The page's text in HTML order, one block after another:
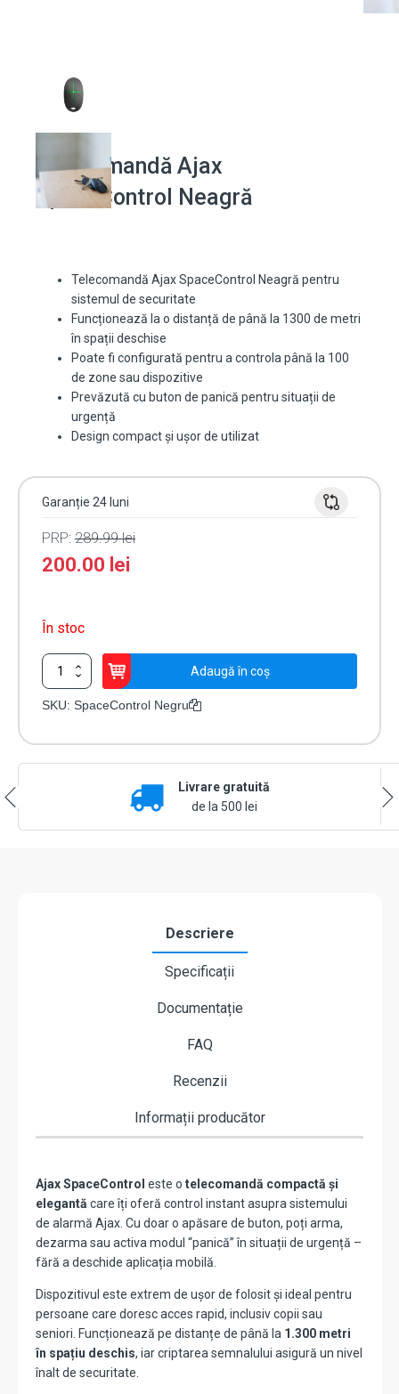
Telecomandă Ajax
SpaceControl Neagră
Telecomandă Ajax SpaceControl Neagră pentru
sistemul de securitate
Funcționează la o distanță de până la 1300 de metri
în spații deschise
Poate fi configurată pentru a controla până la 100
de zone sau dispozitive
Prevăzută cu buton de panică pentru situații de
urgență
Design compact și ușor de utilizat
Garanție 24 luni
PRP: 289.99lei
200.00 lei
În stoc
Cantitate
Telecomandă
Ajax
Adaugă în coș
SKU: SpaceControl Negru
Livrare gratuită
de la 500 lei
Descriere
Specificații
Documentație
FAQ
Recenzii
Informații producător
Ajax SpaceControl este o telecomandă compactă și
elegantă care îți oferă control instant asupra sistemului
de alarmă Ajax. Cu doar o apăsare de buton, poți arma,
dezarma sau activa modul “panică” în situații de urgență –
fără a deschide aplicația mobilă.
Dispozitivul este extrem de ușor de folosit și ideal pentru
persoane care doresc acces rapid, inclusiv copii sau
seniori. Funcționează pe distanțe de până la 1.300 metri
în spațiu deschis, iar criptarea semnalului asigură un nivel
înalt de securitate.